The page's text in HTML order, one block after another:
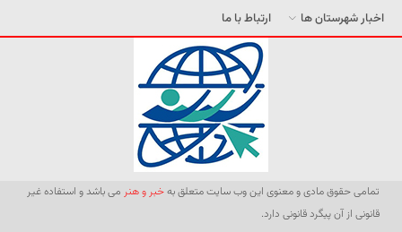
اخبار شهرستان ها
ارتباط با ما
تمامی حقوق مادی و معنوی این وب سایت متعلق بهخبر و هنر می باشد و استفاده غیر
قانونی از آن پیگرد قانونی دارد.